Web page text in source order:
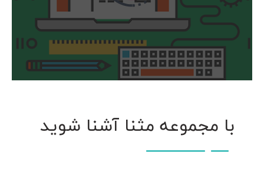
با مجموعه مثنا آشنا شوید